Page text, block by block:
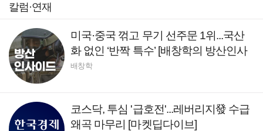
칼럼·연재
미국·중국 꺾고 무기 선주문 1위...국산
화 없인 ‘반짝 특수’ [배창학의 방산인사
이드]
배창학
코스닥, 투심 '급호전'...레버리지發 수급
왜곡 마무리 [마켓딥다이브]